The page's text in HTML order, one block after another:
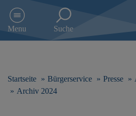
e
Menu Suche
Startseite Bürgerservice Presse
Archiv 2024